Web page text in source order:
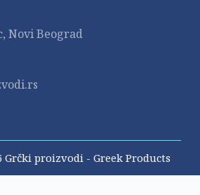
Novi Beograd
Grčki proizvodi - Greek Products